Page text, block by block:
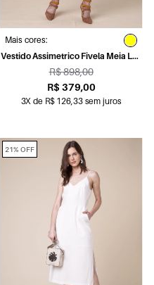
Mais cores:
Vestido Assimetrico Fivela Meia Lua
Amarelo
R$ 898,00
R$ 379,00
3X de R$ 126,33 sem juros
21% OFF